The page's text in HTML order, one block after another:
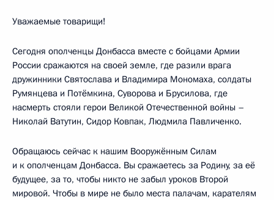
Уважаемые товарищи!
Сегодня ополченцы Донбасса вместе с бойцами Армии
России сражаются на своей земле, где разили врага
дружинники Святослава и Владимира Мономаха, солдаты
Румянцева и Потёмкина, Суворова и Брусилова, где
насмерть стояли герои Великой Отечественной войны –
Николай Ватутин, Сидор Ковпак, Людмила Павличенко.
Обращаюсь сейчас к нашим Вооружённым Силам
и к ополченцам Донбасса. Вы сражаетесь за Родину, за её
будущее, за то, чтобы никто не забыл уроков Второй
мировой. Чтобы в мире не было места палачам, карателям